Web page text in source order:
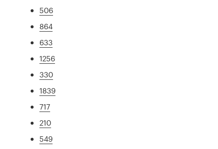
506
864
633
1256
330
1839
717
210
549